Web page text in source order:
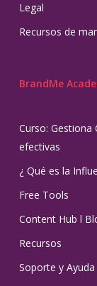
Legal
Recursos de
BrandMe
Curso: Gestiona
efectivas
¿ Qué es la
Free Tools
Content Hub l
Recursos
Soporte y Ayuda